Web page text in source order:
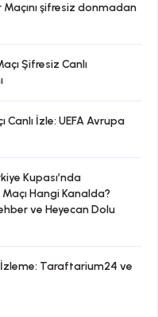
şifresiz donmadan
Şifresiz Canlı
İzle: UEFA Avrupa
Kupası’nda
Hangi Kanalda?
ve Heyecan Dolu
Taraftarium24 ve